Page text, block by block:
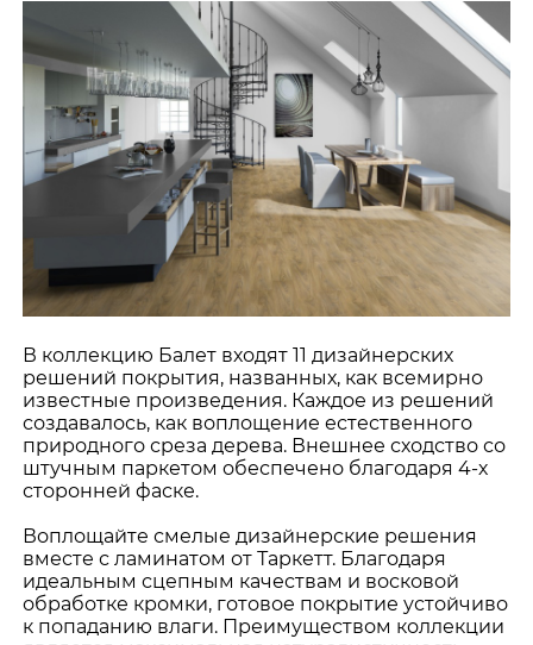
В коллекцию Балет входят 11 дизайнерских
решений покрытия, названных, как всемирно
известные произведения. Каждое из решений
создавалось, как воплощение естественного
природного среза дерева. Внешнее сходство со
штучным паркетом обеспечено благодаря 4-х
сторонней фаске.
Воплощайте смелые дизайнерские решения
вместе с ламинатом от Таркетт. Благодаря
идеальным сцепным качествам и восковой
обработке кромки, готовое покрытие устойчиво
к попаданию влаги. Преимуществом коллекции